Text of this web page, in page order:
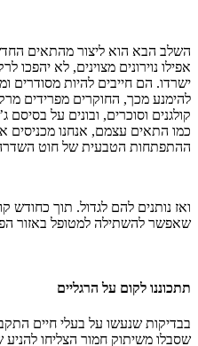
השלב הבא הוא ליצור מהתאים
אפילו נוירונים מצוינים, לא
ישרדו. הם חייבים להיות מסודרים
להימנע מכך, החוקרים מפרידים
קולגנים וסוכרים, ובונים על
כמו התאים עצמם, אנחנו מכניסים
ההתפתחות הטבעית של חוט
ואז נותנים להם לגדול. תוך
שאפשר להשתילה למטופל באזור
תתכוננו לקום על הרגליים
בבדיקות שנעשו על בעלי חיים
שסבלו משיתוק חמור הצליחו להניע